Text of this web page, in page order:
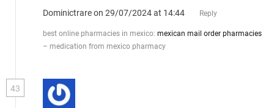
Dominictrareon 29/07/2024 at 14:44 Reply
best online pharmacies in mexico: mexican mail order pharmacies
– medication from mexico pharmacy
43